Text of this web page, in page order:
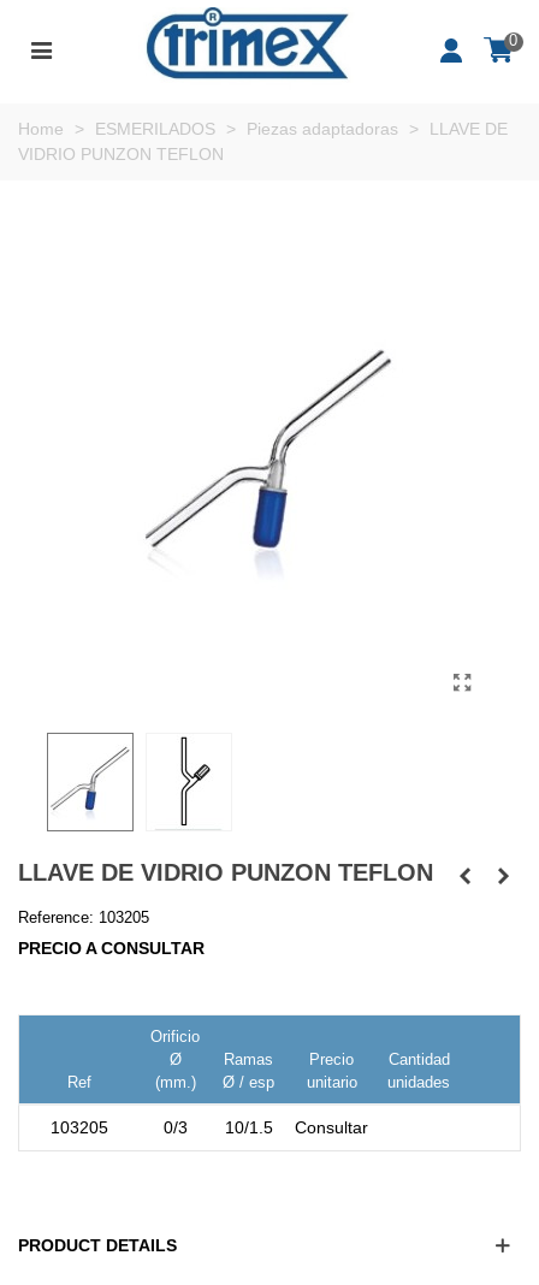
0
Home > ESMERILADOS > Piezas adaptadoras >
LLAVE DE
VIDRIO PUNZON TEFLON
LLAVE DE VIDRIO PUNZON TEFLON
Reference: 103205
PRECIO A CONSULTAR
Ref
Orificio
Ø
(mm.)
Ramas
Ø / esp
Precio
unitario
Cantidad
unidades
103205 0/3 10/1.5 Consultar
PRODUCT DETAILS